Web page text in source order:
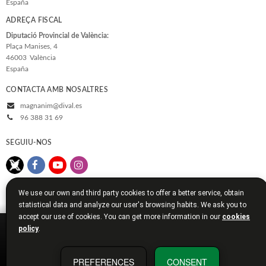
Biblioteca de Filologia
Biografia
Ciencia
Col·laboració amb Altres Institucions
España
ADREÇA FISCAL
Diputació Provincial de València:
Plaça Manises, 4
46003 València
España
CONTACTA AMB NOSALTRES
magnanim@dival.es
96 388 31 69
SEGUIU-NOS
Política de cookies
Política de privacitat
Condicions de compra
Diputació de València
We use our own and third party cookies to offer a better service, obtain
statistical data and analyze our user's browsing habits. We ask you to
accept our use of cookies. You can get more information in our cookies
policy.
PREFERENCES CONSENT